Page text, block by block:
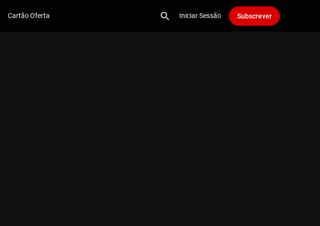
Cartão Oferta Iniciar Sessão Subscrever